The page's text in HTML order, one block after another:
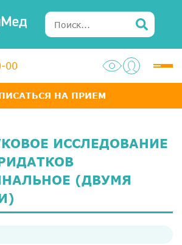
00
НА ПРИЕМ
Услуги
ЛОР-центр
ИССЛЕДОВАНИЕ
(ДВУМЯ